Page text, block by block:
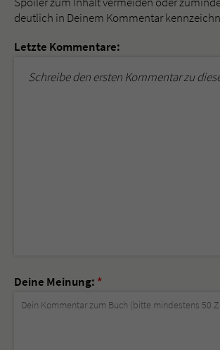
deutlich in Deinem Kommentar
Letzte Kommentare:
Schreibe den ersten Kommentar zu
Deine Meinung: *